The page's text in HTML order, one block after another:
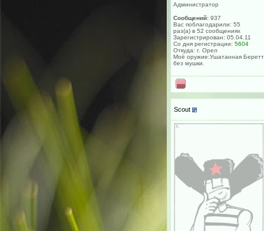
Администратор
Сообщений: 937
Вас поблагодарили: 55
раз(а) в 52 сообщениях
Зарегистрирован: 05.04.11
Со дня регистрации: 5604
Откуда: г. Орел
Моё оружие:Ушатанная
без мушки.
Scout